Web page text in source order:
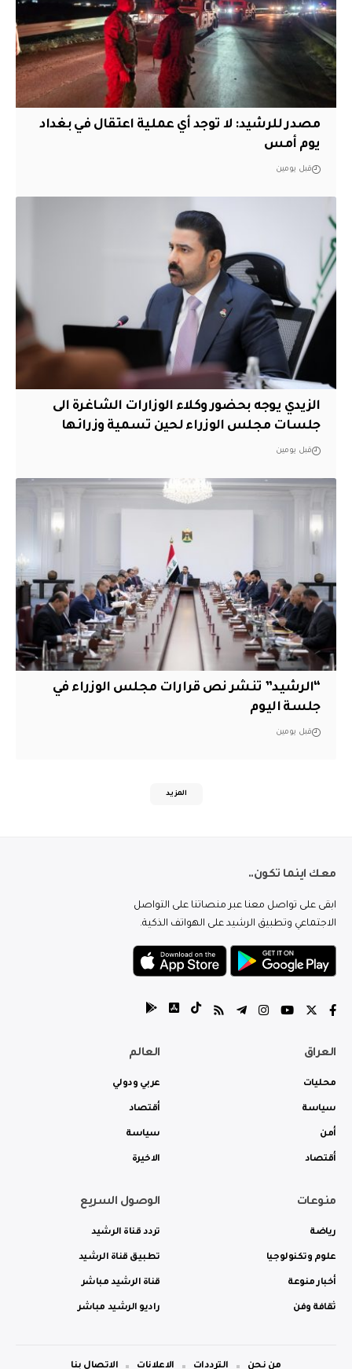
مصدر للرشيد: لا توجد أي عملية اعتقال في بغداد
يوم أمس
قبل يومين
الزيدي يوجه بحضور وكلاء الوزارات الشاغرة الى
جلسات مجلس الوزراء لحين تسمية وزرائها
قبل يومين
“الرشيد” تنشر نص قرارات مجلس الوزراء في
جلسة اليوم
قبل يومين
المزيد
معك اينما تكون..
ابقى على تواصل معنا عبر منصاتنا على التواصل
الاجتماعي وتطبيق الرشيد على الهواتف الذكية.
العراق
محليات
سياسة
أمن
أقتصاد
العالم
عربي ودولي
أقتصاد
سياسة
الاخيرة
منوعات
رياضة
علوم وتكنولوجيا
أخبار منوعة
ثقافة وفن
الوصول السريع
تردد قناة الرشيد
تطبيق قناة الرشيد
قناة الرشيد مباشر
راديو الرشيد مباشر
من نحن الترددات الاعلانات الاتصال بنا